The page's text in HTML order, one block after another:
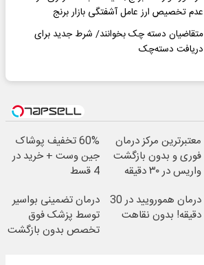
عدم تخصیص ارز عامل آشفتگی بازار برنج
متقاضیان دسته چک بخوانند/ شرط جدید برای
دریافت دسته‌چک
معتبرترین مرکز درمان
فوری و بدون بازگشت
واریس در ۳۰ دقیقه
60% تخفیف پوشاک
جین وست + خرید در
4 قسط
درمان همورویید در 30
دقیقه! بدون نقاهت
درمان تضمینی بواسیر
توسط پزشک فوق
تخصص بدون بازگشت